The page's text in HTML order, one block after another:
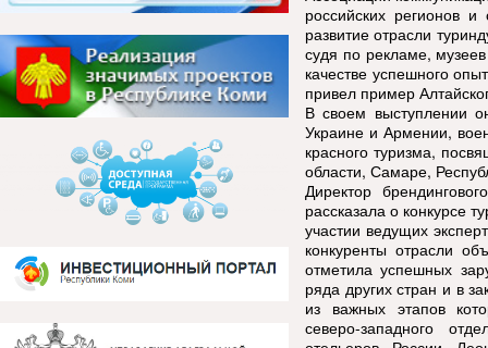
российских регионов
развитие отрасли
судя по рекламе,
качестве успешного
привел пример
В своем выступлении
Украине и Армении,
красного туризма,
области, Самаре,
Директор
рассказала о конкурсе
участии ведущих
конкуренты отрасли
отметила успешных
ряда других стран и в
из важных этапов
северо-западного